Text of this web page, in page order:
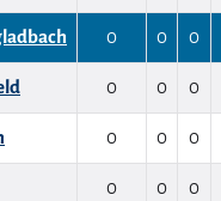
0 0 0
0 0 0
0 0 0
0 0 0